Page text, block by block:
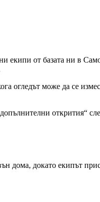
от базата ни в
огледът може да се
открития“
дома, докато екипът